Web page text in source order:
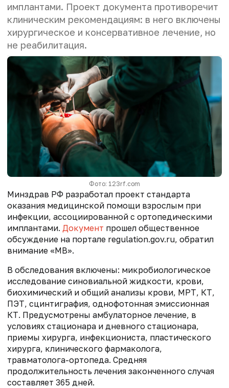
имплантами. Проект документа противоречит
клиническим рекомендациям: в него включены
хирургическое и консервативное лечение, но
не реабилитация.
Фото: 123rf.com
Минздрав РФ разработал проект стандарта
оказания медицинской помощи взрослым при
инфекции, ассоциированной с ортопедическими
имплантами. Документ прошел общественное
обсуждение на портале regulation.gov.ru, обратил
внимание «МВ».
В обследования включены: микробиологическое
исследование синовиальной жидкости, крови,
биохимический и общий анализы крови, МРТ, КТ,
ПЭТ, сцинтиграфия, однофотонная эмиссионная
КТ. Предусмотрены амбулаторное лечение, в
условиях стационара и дневного стационара,
приемы хирурга, инфекциониста, пластического
хирурга, клинического фармаколога,
травматолога-ортопеда. Средняя
продолжительность лечения законченного случая
составляет 365 дней.